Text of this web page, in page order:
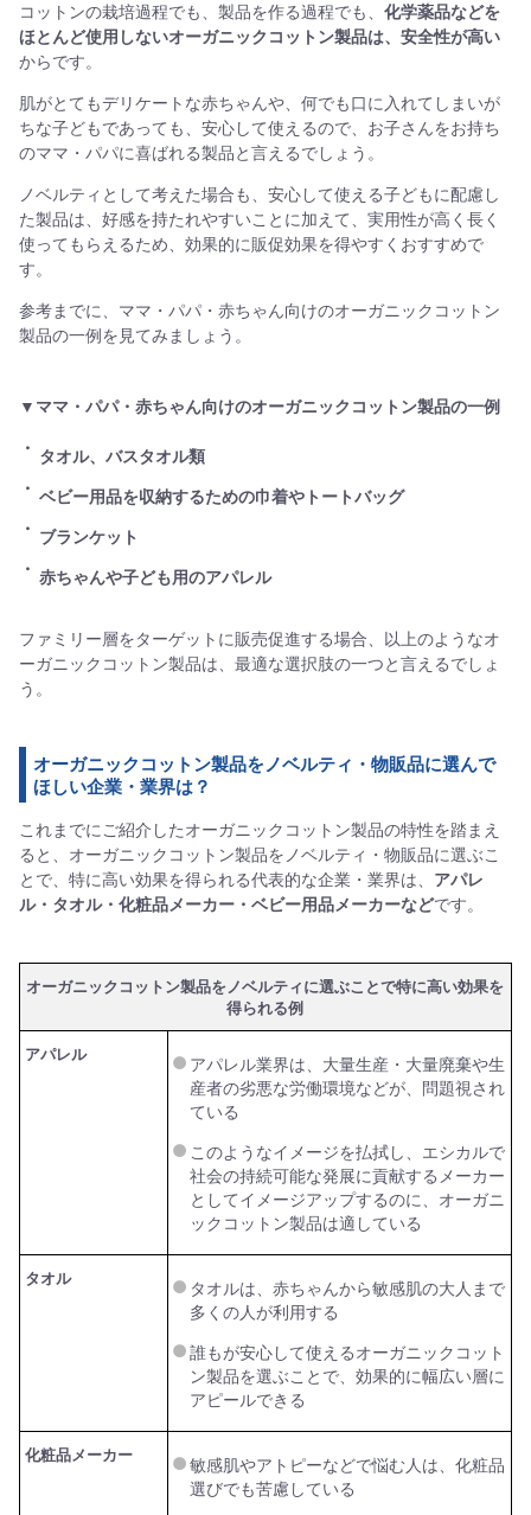
コットンの栽培過程でも、製品を作る過程でも、 化学薬品などを
ほとんど使用しないオーガニックコットン製品は、安全性が高い
からです。
肌がとてもデリケートな赤ちゃんや、何でも口に入れてしまいが
ちな子どもであっても、安心して使えるので、お子さんをお持ち
のママ・パパに喜ばれる製品と言えるでしょう。
ノベルティとして考えた場合も、安心して使える子どもに配慮し
た製品は、好感を持たれやすいことに加えて、実用性が高く長く
使ってもらえるため、効果的に販促効果を得やすくおすすめで
す。
参考までに、ママ・パパ・赤ちゃん向けのオーガニックコットン
製品の一例を見てみましょう。
▼ママ・パパ・赤ちゃん向けのオーガニックコットン製品の一例
タオル、バスタオル類
ベビー用品を収納するための巾着やトートバッグ
ブランケット
赤ちゃんや子ども用のアパレル
ファミリー層をターゲットに販売促進する場合、以上のようなオ
ーガニックコットン製品は、最適な選択肢の一つと言えるでしょ
う。
オーガニックコットン製品をノベルティ・物販品に選んで
ほしい企業・業界は？
これまでにご紹介したオーガニックコットン製品の特性を踏まえ
ると、オーガニックコットン製品をノベルティ・物販品に選ぶこ
とで、特に高い効果を得られる代表的な企業・業界は、 アパレ
ル・タオル・化粧品メーカー・ベビー用品メーカーなどです。
オーガニックコットン製品をノベルティに選ぶことで特に高い効果を
得られる例
アパレル
アパレル業界は、大量生産・大量廃棄や生
産者の劣悪な労働環境などが、問題視され
ている
このようなイメージを払拭し、エシカルで
社会の持続可能な発展に貢献するメーカー
としてイメージアップするのに、オーガニ
ックコットン製品は適している
タオル
タオルは、赤ちゃんから敏感肌の大人まで
多くの人が利用する
誰もが安心して使えるオーガニックコット
ン製品を選ぶことで、効果的に幅広い層に
アピールできる
化粧品メーカー
敏感肌やアトピーなどで悩む人は、化粧品
選びでも苦慮している